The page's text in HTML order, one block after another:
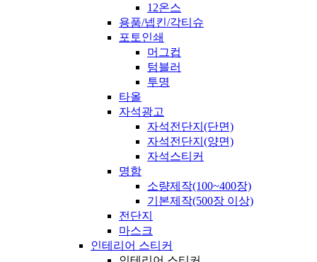
12온스
용품/넵킨/각티슈
포토인쇄
머그컵
텀블러
투명
타올
자석광고
자석전단지(단면)
자석전단지(양면)
자석스티커
명함
소량제작(100~400장)
기본제작(500장 이상)
전단지
마스크
인테리어 스티커